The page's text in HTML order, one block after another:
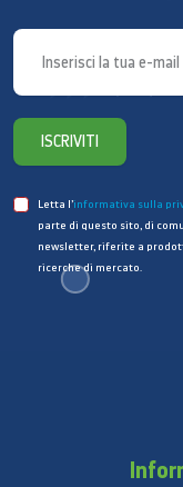
ISCRIVITI
Letta l’informativa sulla
parte di questo sito, di
newsletter, riferite a
ricerche di mercato.